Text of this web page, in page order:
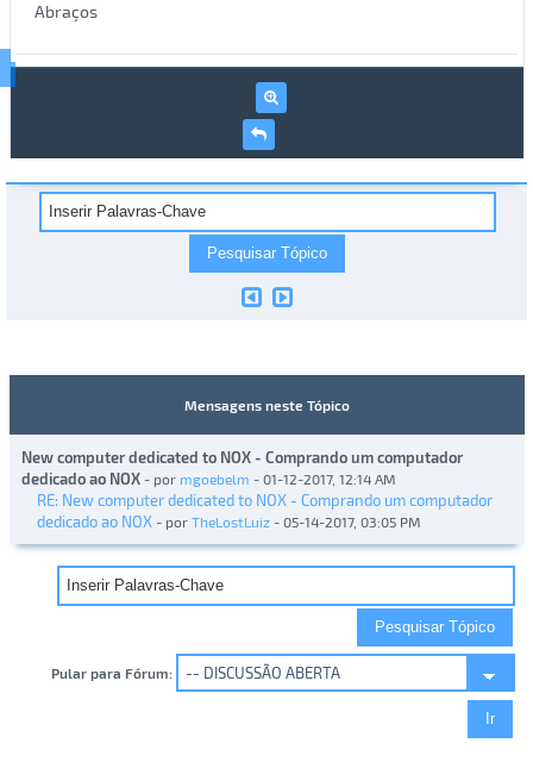
Abraços
Mensagens neste Tópico
New computer dedicated to NOX - Comprando um computador
dedicado ao NOX - por mgoebelm - 01-12-2017, 12:14 AM
RE: New computer dedicated to NOX - Comprando um computador
dedicado ao NOX - por TheLostLuiz- 05-14-2017, 03:05 PM
Pular para Fórum: